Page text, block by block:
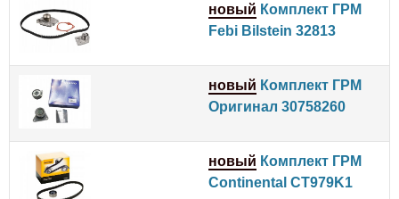
новый Комплект ГРМ
Febi Bilstein 32813
новый Комплект ГРМ
Оригинал 30758260
новый Комплект ГРМ
Continental CT979K1